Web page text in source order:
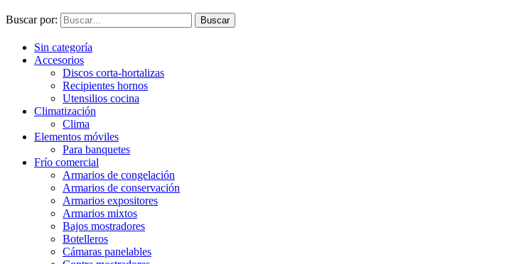
Buscar por: Buscar
Sin categoría
Accesorios
Discos corta-hortalizas
Recipientes hornos
Utensilios cocina
Climatización
Clima
Elementos móviles
Para banquetes
Frío comercial
Armarios de congelación
Armarios de conservación
Armarios expositores
Armarios mixtos
Bajos mostradores
Botelleros
Cámaras panelables